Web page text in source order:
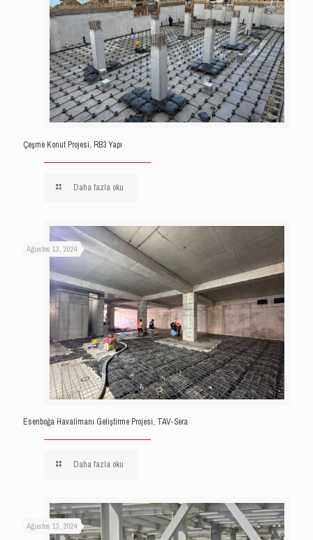
Çeşme Konut Projesi, RB3 Yapı
Daha fazla oku
Ağustos 13, 2024
Esenboğa Havalimanı Geliştirme Projesi, TAV-Sera
Daha fazla oku
Ağustos 13, 2024